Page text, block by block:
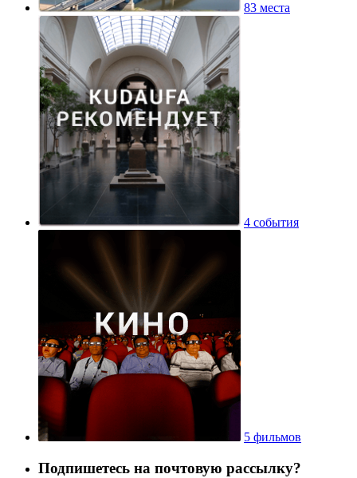
83 места
4 события
5 фильмов
Подпишетесь на почтовую рассылку?